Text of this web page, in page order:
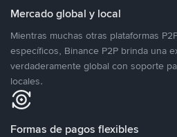
Mercado global y local
Mientras muchas otras plataformas
específicos, Binance P2P brinda una
verdaderamente global con soporte
locales.
Formas de pagos flexibles